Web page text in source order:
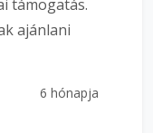
támogatás.
ajánlani
6 hónapja